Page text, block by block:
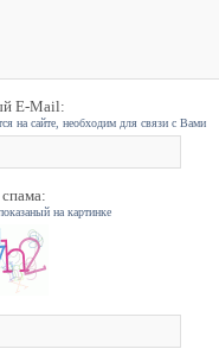
E-Mail:
на сайте, необходим для связи с Вами
на картинке